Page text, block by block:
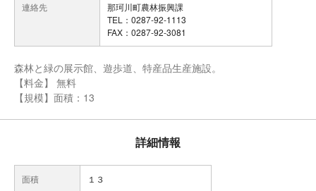
連絡先
那珂川町農林振興課
TEL：0287-92-1113
FAX：0287-92-3081
森林と緑の展示館、遊歩道、特産品生産施設。
【料金】 無料
【規模】面積：13
詳細情報
面積 １３